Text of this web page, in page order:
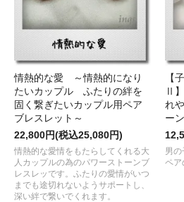
情熱的な愛 ～情熱的になり
たいカップル ふたりの絆を
固く繋ぎたいカップル用ペア
ブレスレット～
22,800円(税込25,080円)
情熱的な愛情をもたらしてくれる大
人カップルの為のパワーストーンブ
レスレッです。ふたりの愛情がいつ
までも途切れないようサポートし、
深い絆で繋いでくれます。
【
Ⅱ
れ
ー
男
ペア